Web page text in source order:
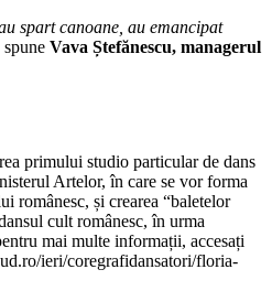
spart canoane, au emancipat
spune Vava Ștefănescu, managerul
primului studio particular de dans
Artelor, în care se vor forma
românesc, și crearea “baletelor
cult românesc, în urma
mai multe informații, accesați
ieri/coregrafidansatori/floria-